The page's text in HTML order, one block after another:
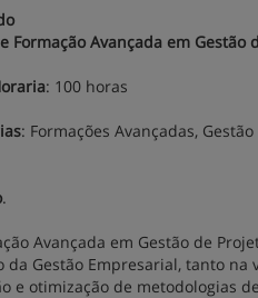
Formação Avançada em Gestão
: 100 horas
: Formações Avançadas,
.
Avançada em Gestão de
da Gestão Empresarial, tanto
e otimização de metodologias